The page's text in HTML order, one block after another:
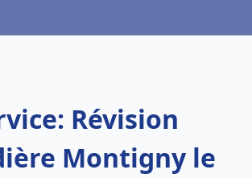
Révision
Montigny le